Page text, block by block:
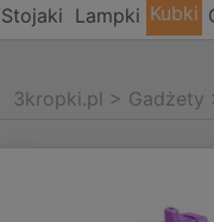
Lampki Kubki
3kropki.pl > Gadżety